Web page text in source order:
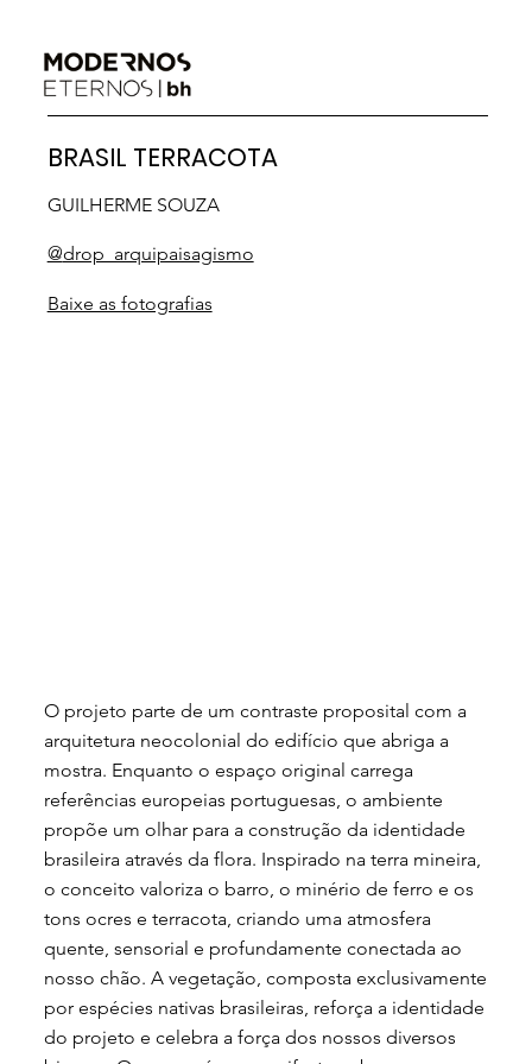
BRASIL TERRACOTA
GUILHERME SOUZA
@drop_arquipaisagismo
Baixe as fotografias
O projeto parte de um contraste proposital com a
arquitetura neocolonial do edifício que abriga a
mostra. Enquanto o espaço original carrega
referências europeias portuguesas, o ambiente
propõe um olhar para a construção da identidade
brasileira através da flora. Inspirado na terra mineira,
o conceito valoriza o barro, o minério de ferro e os
tons ocres e terracota, criando uma atmosfera
quente, sensorial e profundamente conectada ao
nosso chão. A vegetação, composta exclusivamente
por espécies nativas brasileiras, reforça a identidade
do projeto e celebra a força dos nossos diversos